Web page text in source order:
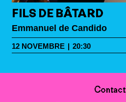
FILS DE BÂTARD
Emmanuel de Candido
12 NOVEMBRE | 20:30
Contact